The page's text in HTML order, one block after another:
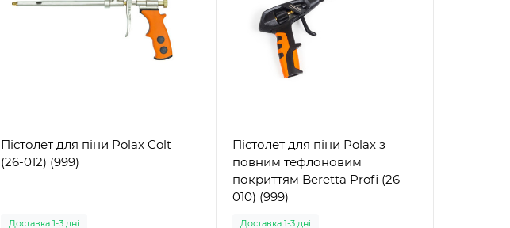
Популярний Популярний
Пістолет для піни Polax Colt
(26-012) (999)
Доставка 1-3 дні
Пістолет для піни Polax з
повним тефлоновим
покриттям Beretta Profi (26-
010) (999)
Доставка 1-3 дні